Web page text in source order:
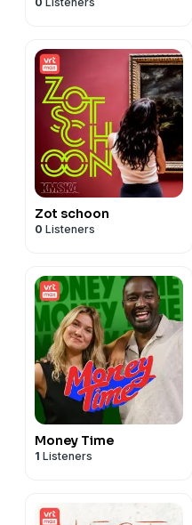
Zot schoon
0 Listeners
Money Time
1 Listeners